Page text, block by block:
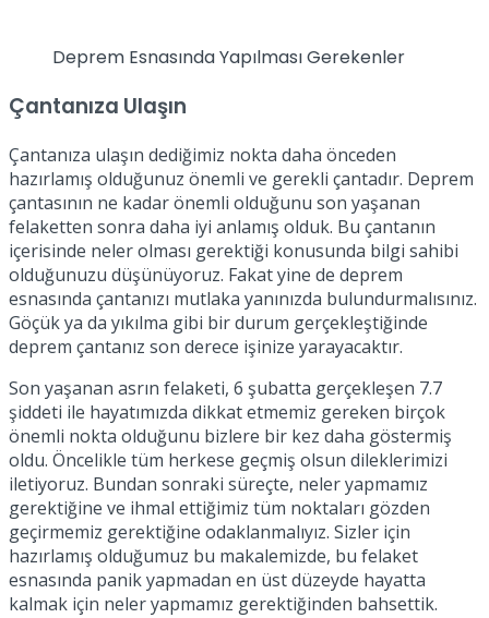
Deprem Esnasında Yapılması Gerekenler
Çantanıza Ulaşın
Çantanıza ulaşın dediğimiz nokta daha önceden
hazırlamış olduğunuz önemli ve gerekli çantadır. Deprem
çantasının ne kadar önemli olduğunu son yaşanan
felaketten sonra daha iyi anlamış olduk. Bu çantanın
içerisinde neler olması gerektiği konusunda bilgi sahibi
olduğunuzu düşünüyoruz. Fakat yine de deprem
esnasında çantanızı mutlaka yanınızda bulundurmalısınız.
Göçük ya da yıkılma gibi bir durum gerçekleştiğinde
deprem çantanız son derece işinize yarayacaktır.
Son yaşanan asrın felaketi, 6 şubatta gerçekleşen 7.7
şiddeti ile hayatımızda dikkat etmemiz gereken birçok
önemli nokta olduğunu bizlere bir kez daha göstermiş
oldu. Öncelikle tüm herkese geçmiş olsun dileklerimizi
iletiyoruz. Bundan sonraki süreçte, neler yapmamız
gerektiğine ve ihmal ettiğimiz tüm noktaları gözden
geçirmemiz gerektiğine odaklanmalıyız. Sizler için
hazırlamış olduğumuz bu makalemizde, bu felaket
esnasında panik yapmadan en üst düzeyde hayatta
kalmak için neler yapmamız gerektiğinden bahsettik.